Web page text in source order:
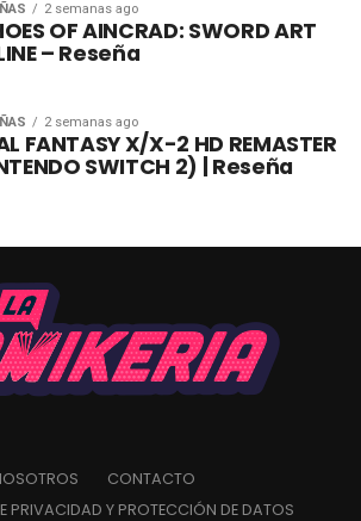
2 semanas ago
OF AINCRAD: SWORD ART
– Reseña
2 semanas ago
FANTASY X/X-2 HD REMASTER
SWITCH 2) | Reseña
CONTACTO
PRIVACIDAD Y PROTECCIÓN DE DATOS